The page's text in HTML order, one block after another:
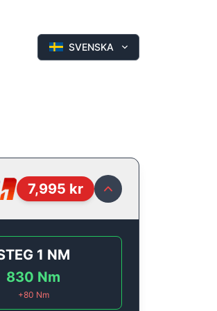
SVENSKA
7,995 kr
1 NM
830 Nm
+80 Nm